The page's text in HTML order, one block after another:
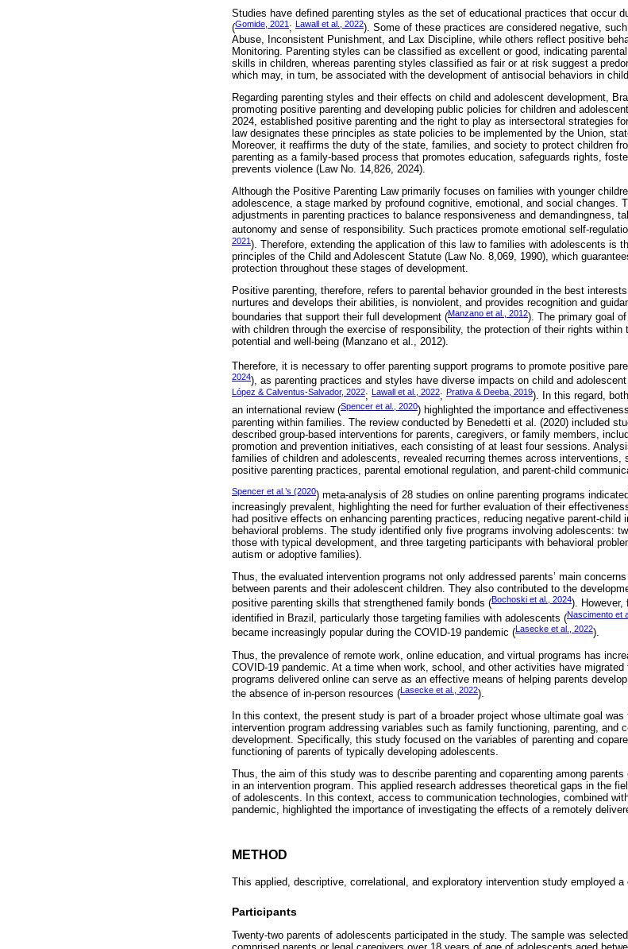
Studies have defined parenting styles as the set of educational practices that occur
(Gomide, 2021 ; Lawall et al., 2022). Some of these practices are considered negative,
Abuse, Inconsistent Punishment, and Lax Discipline, while others reflect positive
Monitoring. Parenting styles can be classified as excellent or good, indicating
skills in children, whereas parenting styles classified as fair or at risk suggest a
which may, in turn, be associated with the development of antisocial behaviors in
Regarding parenting styles and their effects on child and adolescent development,
promoting positive parenting and developing public policies for children and
2024, established positive parenting and the right to play as intersectoral strategies
law designates these principles as state policies to be implemented by the Union,
Moreover, it reaffirms the duty of the state, families, and society to protect children
parenting as a family-based process that promotes education, safeguards rights,
prevents violence (Law No. 14,826, 2024).
Although the Positive Parenting Law primarily focuses on families with younger
adolescence, a stage marked by profound cognitive, emotional, and social changes.
adjustments in parenting practices to balance responsiveness and demandingness,
autonomy and sense of responsibility. Such practices promote emotional self-
2021). Therefore, extending the application of this law to families with adolescents is
principles of the Child and Adolescent Statute (Law No. 8,069, 1990), which
protection throughout these stages of development.
Positive parenting, therefore, refers to parental behavior grounded in the best
nurtures and develops their abilities, is nonviolent, and provides recognition and
boundaries that support their full development (Manzano et al., 2012). The primary goal
with children through the exercise of responsibility, the protection of their rights
potential and well-being (Manzano et al., 2012).
Therefore, it is necessary to offer parenting support programs to promote positive
2024), as parenting practices and styles have diverse impacts on child and
López & Calventus-Salvador, 2022; Lawall et al., 2022; Prativa & Deeba, 2019). In this regard,
an international review (Spencer et al., 2020) highlighted the importance and
parenting within families. The review conducted by Benedetti et al. (2020) included
described group-based interventions for parents, caregivers, or family members,
promotion and prevention initiatives, each consisting of at least four sessions.
families of children and adolescents, revealed recurring themes across
positive parenting practices, parental emotional regulation, and parent-child
Spencer et al.’s (2020) meta-analysis of 28 studies on online parenting programs
increasingly prevalent, highlighting the need for further evaluation of their
had positive effects on enhancing parenting practices, reducing negative parent-child
behavioral problems. The study identified only five programs involving adolescents:
those with typical development, and three targeting participants with behavioral
autism or adoptive families).
Thus, the evaluated intervention programs not only addressed parents’ main
between parents and their adolescent children. They also contributed to the
positive parenting skills that strengthened family bonds (Bochoski et al., 2024). However,
identified in Brazil, particularly those targeting families with adolescents (Nascimento et
became increasingly popular during the COVID-19 pandemic (Lasecke et al., 2022).
Thus, the prevalence of remote work, online education, and virtual programs has
COVID-19 pandemic. At a time when work, school, and other activities have
programs delivered online can serve as an effective means of helping parents
the absence of in-person resources (Lasecke et al., 2022).
In this context, the present study is part of a broader project whose ultimate goal
intervention program addressing variables such as family functioning, parenting, and
development. Specifically, this study focused on the variables of parenting and
functioning of parents of typically developing adolescents.
Thus, the aim of this study was to describe parenting and coparenting among
in an intervention program. This applied research addresses theoretical gaps in the
of adolescents. In this context, access to communication technologies, combined
pandemic, highlighted the importance of investigating the effects of a remotely
METHOD
This applied, descriptive, correlational, and exploratory intervention study employed a
Participants
Twenty-two parents of adolescents participated in the study. The sample was